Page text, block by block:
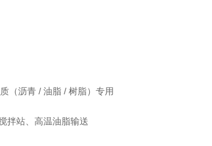
（沥青 / 油脂 / 树脂）专用
拌站、高温油脂输送